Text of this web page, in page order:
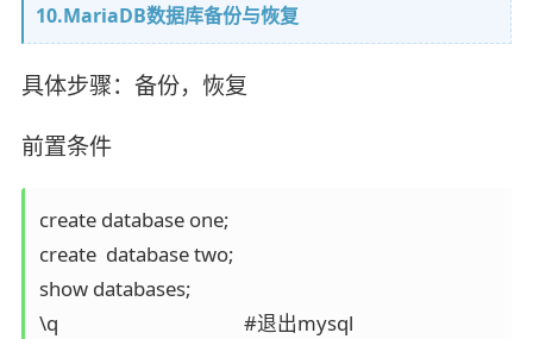
10.MariaDB数据库备份与恢复
具体步骤：备份，恢复
前置条件
create database one;
create  database two;
show databases;
\q                                       #退出mysql